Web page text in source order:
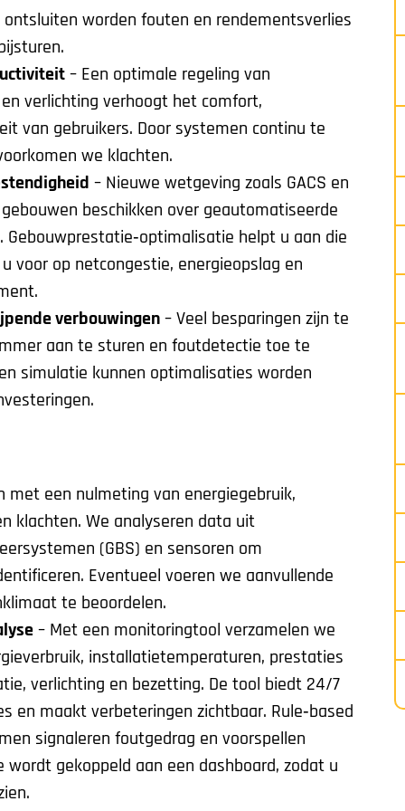
worden fouten en rendementsverlies
– Een optimale regeling van
verlichting verhoogt het comfort,
van gebruikers. Door systemen continu te
we klachten.
– Nieuwe wetgeving zoals GACS en
beschikken over geautomatiseerde
Gebouwprestatie‑optimalisatie helpt u aan die
voor op netcongestie, energieopslag en
verbouwingen– Veel besparingen zijn te
aan te sturen en foutdetectie toe te
simulatie kunnen optimalisaties worden
met een nulmeting van energiegebruik,
klachten. We analyseren data uit
(GBS) en sensoren om
Eventueel voeren we aanvullende
te beoordelen.
– Met een monitoringtool verzamelen we
installatietemperaturen, prestaties
verlichting en bezetting. De tool biedt 24/7
en maakt verbeteringen zichtbaar. Rule‑based
signaleren foutgedrag en voorspellen
wordt gekoppeld aan een dashboard, zodat u